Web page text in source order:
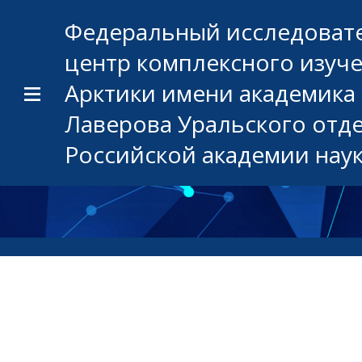
Федеральный
центр комплексного
Арктики имени
Лаверова Уральского
Российской академии